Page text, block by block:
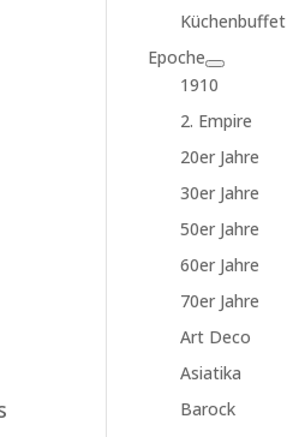
Küchenbuffet
Epoche
1910
2. Empire
20er Jahre
30er Jahre
50er Jahre
60er Jahre
70er Jahre
Art Deco
Asiatika
Barock